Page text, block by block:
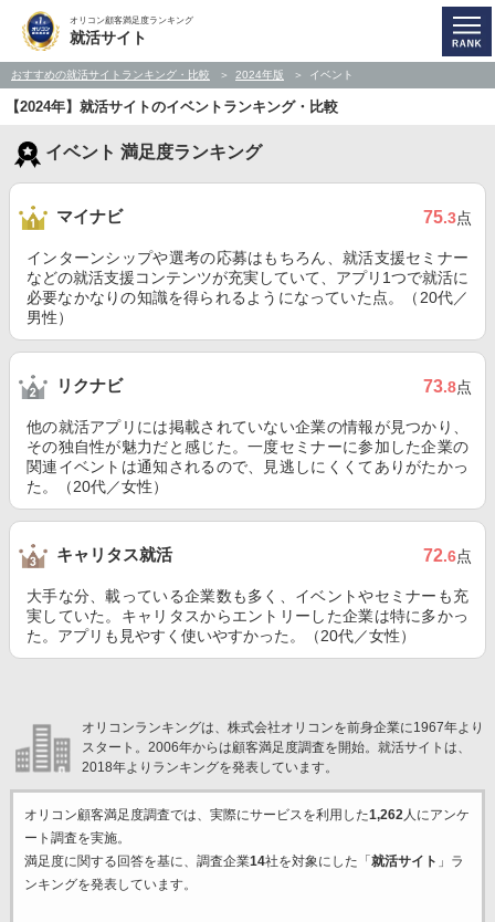
オリコン顧客満足度ランキング
就活サイト
おすすめの就活サイトランキング・比較 2024年版 イベント
【2024年】就活サイトのイベントランキング・比較
イベント 満足度ランキング
マイナビ 75.3点
インターンシップや選考の応募はもちろん、就活支援セミナー
などの就活支援コンテンツが充実していて、アプリ1つで就活に
必要なかなりの知識を得られるようになっていた点。（20代／
男性）
リクナビ 73.8点
他の就活アプリには掲載されていない企業の情報が見つかり、
その独自性が魅力だと感じた。一度セミナーに参加した企業の
関連イベントは通知されるので、見逃しにくくてありがたかっ
た。（20代／女性）
キャリタス就活 72.6点
大手な分、載っている企業数も多く、イベントやセミナーも充
実していた。キャリタスからエントリーした企業は特に多かっ
た。アプリも見やすく使いやすかった。（20代／女性）
オリコンランキングは、株式会社オリコンを前身企業に1967年より
スタート。2006年からは顧客満足度調査を開始。就活サイトは、
2018年よりランキングを発表しています。
オリコン顧客満足度調査では、実際にサービスを利用した1,262人にアンケ
ート調査を実施。
満足度に関する回答を基に、調査企業14社を対象にした「 就活サイト 」ラ
ンキングを発表しています。